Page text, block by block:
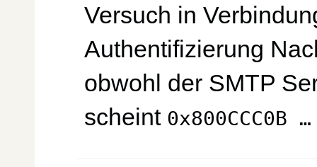
Versuch in
Authentifizierung
obwohl der SMTP
scheint 0x800CCC0B …